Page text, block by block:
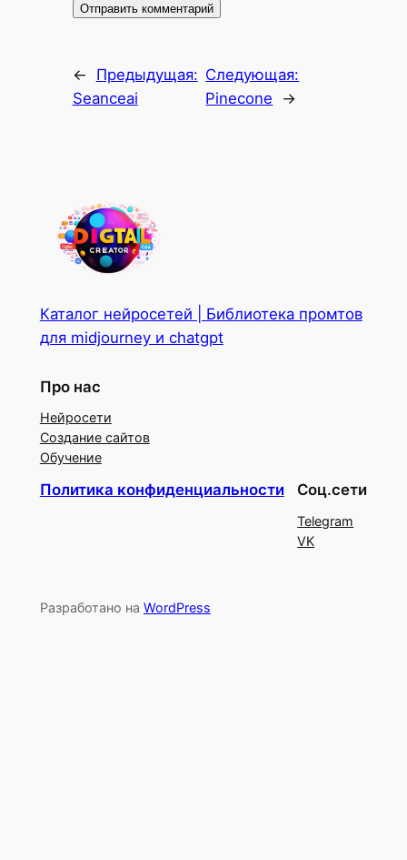
←
Предыдущая:
Seanceai
Следующая:
Pinecone
→
Каталог нейросетей | Библиотека промтов
для midjourney и chatgpt
Про нас
Нейросети
Создание сайтов
Обучение
Политика конфиденциальности Соц.сети
Telegram
VK
Разработано на WordPress